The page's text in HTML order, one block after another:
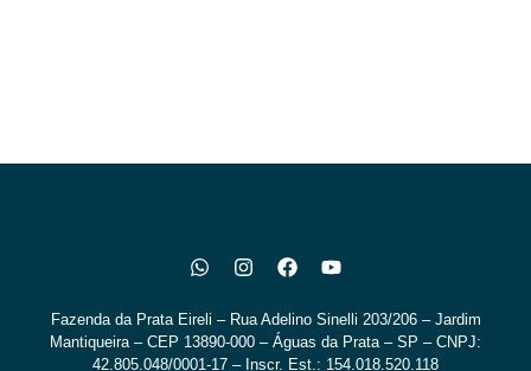
Fazenda da Prata Eireli – Rua Adelino Sinelli 203/206 – Jardim
Mantiqueira – CEP 13890-000 – Águas da Prata – SP – CNPJ:
42.805.048/0001-17 – Inscr. Est.: 154.018.520.118